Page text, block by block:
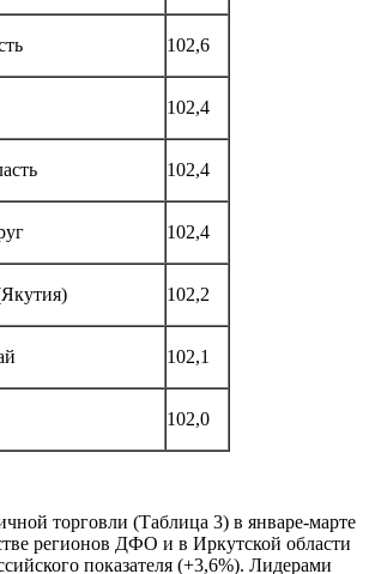
102,6
102,4
102,4
102,4
102,2
102,1
102,0
торговли (Таблица 3) в январе-марте
регионов ДФО и в Иркутской области
показателя (+3,6%). Лидерами